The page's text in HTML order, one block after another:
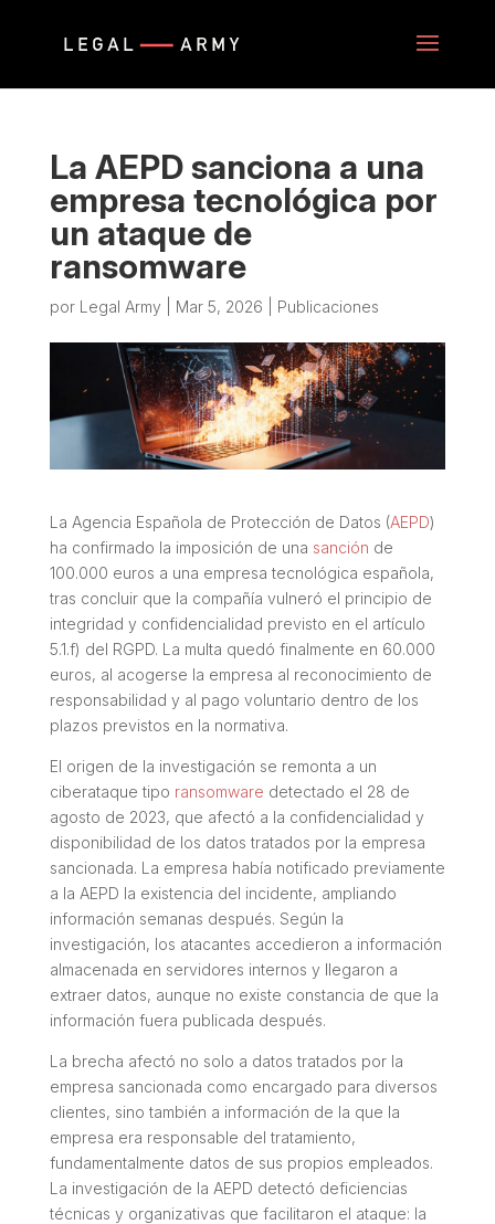
La AEPD sanciona a una
empresa tecnológica por
un ataque de
ransomware
por Legal Army Mar 5, 2026 Publicaciones
La Agencia Española de Protección de Datos (AEPD)
ha confirmado la imposición de una sanción de
100.000 euros a una empresa tecnológica española,
tras concluir que la compañía vulneró el principio de
integridad y confidencialidad previsto en el artículo
5.1.f) del RGPD. La multa quedó finalmente en 60.000
euros, al acogerse la empresa al reconocimiento de
responsabilidad y al pago voluntario dentro de los
plazos previstos en la normativa.
El origen de la investigación se remonta a un
ciberataque tipo ransomware detectado el 28 de
agosto de 2023, que afectó a la confidencialidad y
disponibilidad de los datos tratados por la empresa
sancionada. La empresa había notificado previamente
a la AEPD la existencia del incidente, ampliando
información semanas después. Según la
investigación, los atacantes accedieron a información
almacenada en servidores internos y llegaron a
extraer datos, aunque no existe constancia de que la
información fuera publicada después.
La brecha afectó no solo a datos tratados por la
empresa sancionada como encargado para diversos
clientes, sino también a información de la que la
empresa era responsable del tratamiento,
fundamentalmente datos de sus propios empleados.
La investigación de la AEPD detectó deficiencias
técnicas y organizativas que facilitaron el ataque: la